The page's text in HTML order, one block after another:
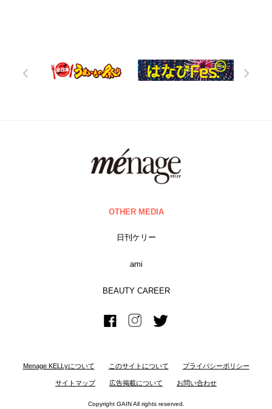
OTHER MEDIA
日刊ケリー
ami
BEAUTY CAREER
Menage KELLyについて このサイトについて プライバシーボリシー
サイトマップ 広告掲載について お問い合わせ
Copyright GAIN All rights reserved.